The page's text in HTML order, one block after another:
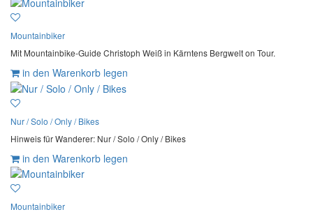
Mountainbiker
Mit Mountainbike-Guide Christoph Weiß in Kärntens Bergwelt on Tour.
in den Warenkorb legen
Nur / Solo / Only / Bikes
Hinweis für Wanderer: Nur / Solo / Only / Bikes
in den Warenkorb legen
Mountainbiker